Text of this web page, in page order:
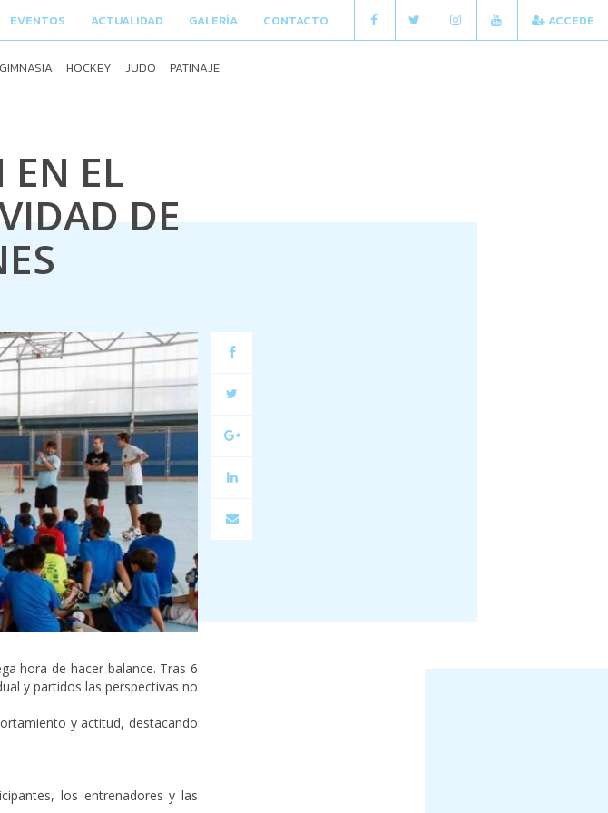
EVENTOS ACTUALIDAD GALERÍA CONTACTO ACCEDE
GIMNASIA HOCKEY JUDO PATINAJE
EN EL
DE
hora de hacer balance. Tras 6
y partidos las perspectivas no
y actitud, destacando
los entrenadores y las